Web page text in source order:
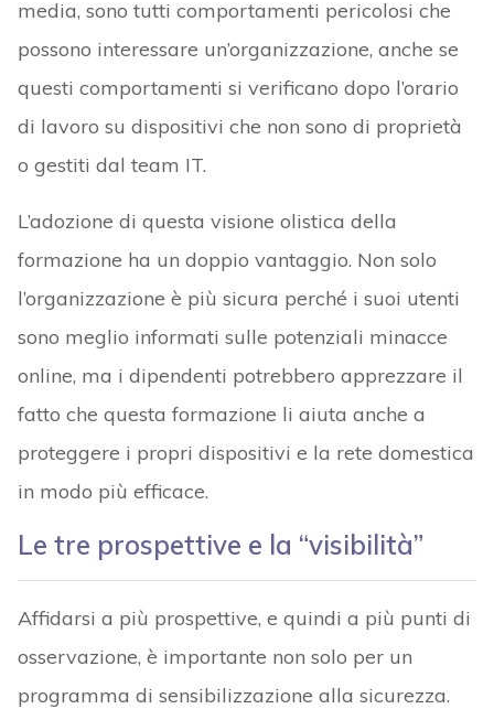
media, sono tutti comportamenti pericolosi che
possono interessare un’organizzazione, anche se
questi comportamenti si verificano dopo l’orario
di lavoro su dispositivi che non sono di proprietà
o gestiti dal team IT.
L’adozione di questa visione olistica della
formazione ha un doppio vantaggio. Non solo
l’organizzazione è più sicura perché i suoi utenti
sono meglio informati sulle potenziali minacce
online, ma i dipendenti potrebbero apprezzare il
fatto che questa formazione li aiuta anche a
proteggere i propri dispositivi e la rete domestica
in modo più efficace.
Le tre prospettive e la “visibilità”
Affidarsi a più prospettive, e quindi a più punti di
osservazione, è importante non solo per un
programma di sensibilizzazione alla sicurezza.